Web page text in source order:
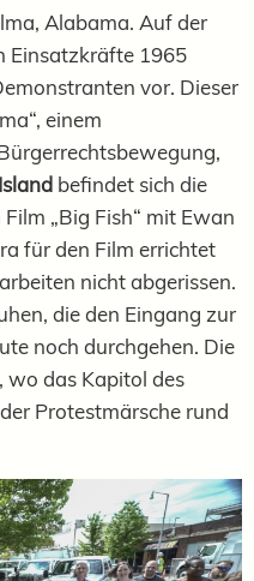
Alabama. Auf der
Einsatzkräfte 1965
vor. Dieser
einem
befindet sich die
„Big Fish“ mit Ewan
für den Film errichtet
nicht abgerissen.
die den Eingang zur
noch durchgehen. Die
, wo das Kapitol des
Protestmärsche rund